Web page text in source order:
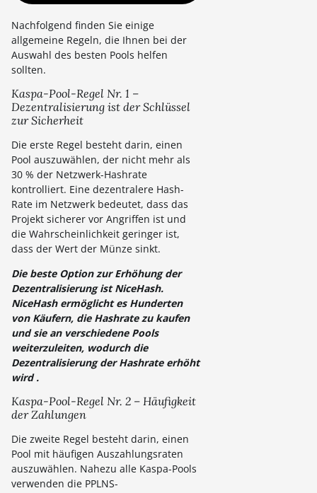
Nachfolgend finden Sie einige
allgemeine Regeln, die Ihnen bei der
Auswahl des besten Pools helfen
sollten.
Kaspa-Pool-Regel Nr. 1 –
Dezentralisierung ist der Schlüssel
zur Sicherheit
Die erste Regel besteht darin, einen
Pool auszuwählen, der nicht mehr als
30 % der Netzwerk-Hashrate
kontrolliert. Eine dezentralere Hash-
Rate im Netzwerk bedeutet, dass das
Projekt sicherer vor Angriffen ist und
die Wahrscheinlichkeit geringer ist,
dass der Wert der Münze sinkt.
Die beste Option zur Erhöhung der
Dezentralisierung ist NiceHash.
NiceHash ermöglicht es Hunderten
von Käufern, die Hashrate zu kaufen
und sie an verschiedene Pools
weiterzuleiten, wodurch die
Dezentralisierung der Hashrate erhöht
wird .
Kaspa-Pool-Regel Nr. 2 – Häufigkeit
der Zahlungen
Die zweite Regel besteht darin, einen
Pool mit häufigen Auszahlungsraten
auszuwählen. Nahezu alle Kaspa-Pools
verwenden die PPLNS-